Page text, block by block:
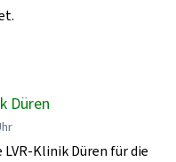
Düren
Klinik Düren für die